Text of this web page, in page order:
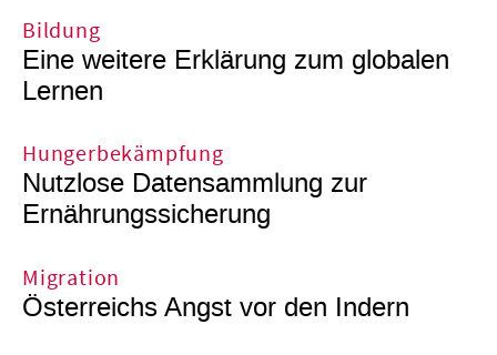
Bildung
Eine weitere Erklärung zum globalen
Lernen
Hungerbekämpfung
Nutzlose Datensammlung zur
Ernährungssicherung
Migration
Österreichs Angst vor den Indern